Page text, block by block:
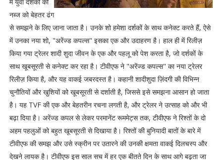
नब्ज को बेहतर ढंग
से समझने के लिए जाना जाता है। उनके शो हमेशा दर्शकों के साथ कनेक्ट करते हैं, ऐसे
में उनका नया शो, "अरेंज्ड कपल्स" इसका एक और उदाहरण है। हाल ही में रिलीज़
किया गया ट्रेलर शादी शुदा जीवन के एक और पहलू को पेश करता है, जो दर्शकों के
साथ खूबसूरती से कनेक्ट कर रहा है। टीवीएफ ने "अरेंज्ड कपल्स" का नया ट्रेलर
रिलीज़ किया है, और यह वाकई जबरदस्त है। कहानी शादीशुदा ज़िंदगी की विभिन्न
चुनौतियों और खुशियों को खूबसूरती से दर्शाती है, जिससे इसे समझना आसान हो जाता
है। यह TVF की एक और बेहतरीन रचना लगती है, और ट्रेलर ने उत्साह को और भी
बढ़ा दिया है। अरेंज्ड कपल से लेकर परमानेंट रूममेट्स तक, टीवीएफ ने रिश्तों के दो
अहम पहलुओं को बहुत खूबसूरती से दिखाया है। रिश्तों की बुनियादी बातों के बारे में
टीवीएफ की समझ और उसे स्क्रीन पर उतारने की उनकी क्षमता वाकई दिलचस्प और
देखने लायक है। टीवीएफ इस साल सच में हर एक बीतते दिन के साथ आगे बढ़ता जा